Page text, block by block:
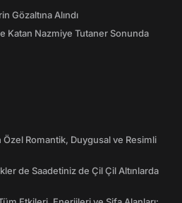
Gözaltına Alındı
Katan Nazmiye Tutaner Sonunda
Özel Romantik, Duygusal ve Resimli
de Saadetiniz de Çil Çil Altınlarda